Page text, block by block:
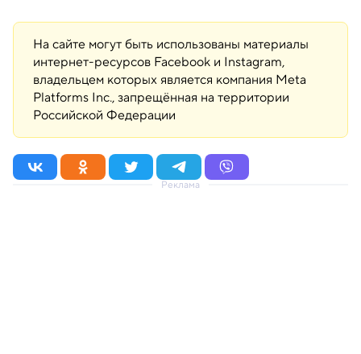
На сайте могут быть использованы материалы
интернет-ресурсов Facebook и Instagram,
владельцем которых является компания Meta
Platforms Inc., запрещённая на территории
Российской Федерации
Реклама